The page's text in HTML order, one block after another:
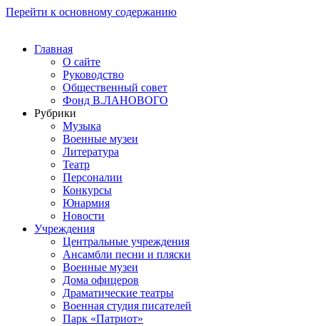
Перейти к основному содержанию
Главная
О сайте
Руководство
Общественный совет
Фонд В.ЛАНОВОГО
Рубрики
Музыка
Военные музеи
Литература
Театр
Персоналии
Конкурсы
Юнармия
Новости
Учреждения
Центральные учреждения
Ансамбли песни и пляски
Военные музеи
Дома офицеров
Драматические театры
Военная студия писателей
Парк «Патриот»